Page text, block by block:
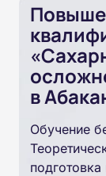
в
Обучение